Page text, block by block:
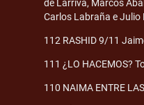
de Larriva, Marcos
Carlos Labraña e Julio
112 RASHID 9/11
111 ¿LO HACEMOS?
110 NAIMA ENTRE